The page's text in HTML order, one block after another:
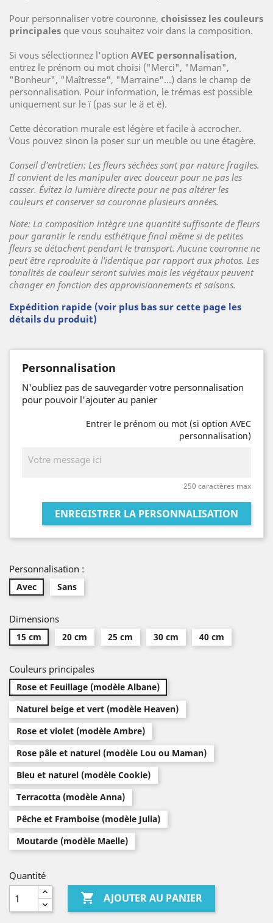
Pour personnaliser votre couronne, choisissez les couleurs
principales que vous souhaitez voir dans la composition.
Si vous sélectionnez l'option AVEC personnalisation,
entrez le prénom ou mot choisi ("Merci", "Maman",
"Bonheur", "Maîtresse", "Marraine"…) dans le champ de
personnalisation. Pour information, le trémas est possible
uniquement sur le ï (pas sur le ä et ë).
Cette décoration murale est légère et facile à accrocher.
Vous pouvez sinon la poser sur un meuble ou une étagère.
Conseil d'entretien: Les fleurs séchées sont par nature fragiles.
Il convient de les manipuler avec douceur pour ne pas les
casser. Évitez la lumière directe pour ne pas altérer les
couleurs et conserver sa couronne plusieurs années.
Note: La composition intègre une quantité suffisante de fleurs
pour garantir le rendu esthétique final même si de petites
fleurs se détachent pendant le transport.Aucune couronne ne
peut être reproduite à l'identique par rapport aux photos. Les
tonalités de couleur seront suivies mais les végétaux peuvent
changer en fonction des approvisionnements et saisons.
Expédition rapide (voir plus bas sur cette page les
détails du produit)
Personnalisation
N'oubliez pas de sauvegarder votre personnalisation
pour pouvoir l'ajouter au panier
Entrer le prénom ou mot (si option AVEC
personnalisation)
250 caractères max
ENREGISTRER LA PERSONNALISATION
Personnalisation :
Avec Sans
Dimensions
15 cm 20 cm 25 cm 30 cm 40 cm
Couleurs principales
Rose et Feuillage (modèle Albane)
Naturel beige et vert (modèle Heaven)
Rose et violet (modèle Ambre)
Rose pâle et naturel (modèle Lou ou Maman)
Bleu et naturel (modèle Cookie)
Terracotta (modèle Anna)
Pêche et Framboise (modèle Julia)
Moutarde (modèle Maelle)
Quantité
 AJOUTER AU PANIER